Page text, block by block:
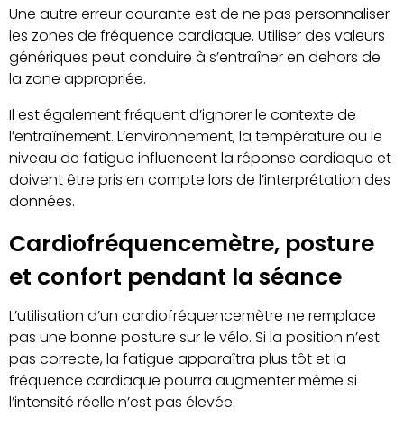
Une autre erreur courante est de ne pas personnaliser
les zones de fréquence cardiaque. Utiliser des valeurs
génériques peut conduire à s’entraîner en dehors de
la zone appropriée.
Il est également fréquent d’ignorer le contexte de
l’entraînement. L’environnement, la température ou le
niveau de fatigue influencent la réponse cardiaque et
doivent être pris en compte lors de l’interprétation des
données.
Cardiofréquencemètre, posture
et confort pendant la séance
L’utilisation d’un cardiofréquencemètre ne remplace
pas une bonne posture sur le vélo. Si la position n’est
pas correcte, la fatigue apparaîtra plus tôt et la
fréquence cardiaque pourra augmenter même si
l’intensité réelle n’est pas élevée.